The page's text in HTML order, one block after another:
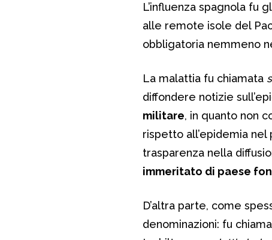
L’influenza spagnola fu
alle remote isole del
obbligatoria nemmeno
La malattia fu chiamata
diffondere notizie
militare, in quanto non
rispetto all’epidemia
trasparenza nella
immeritato di paese
D’altra parte, come
denominazioni: fu